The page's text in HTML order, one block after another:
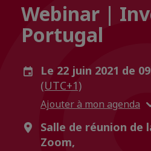
Webinar |
Portugal
Le 22 juin 2021 de
(UTC+1)
Ajouter à mon agenda
Salle de réunion de
Zoom,